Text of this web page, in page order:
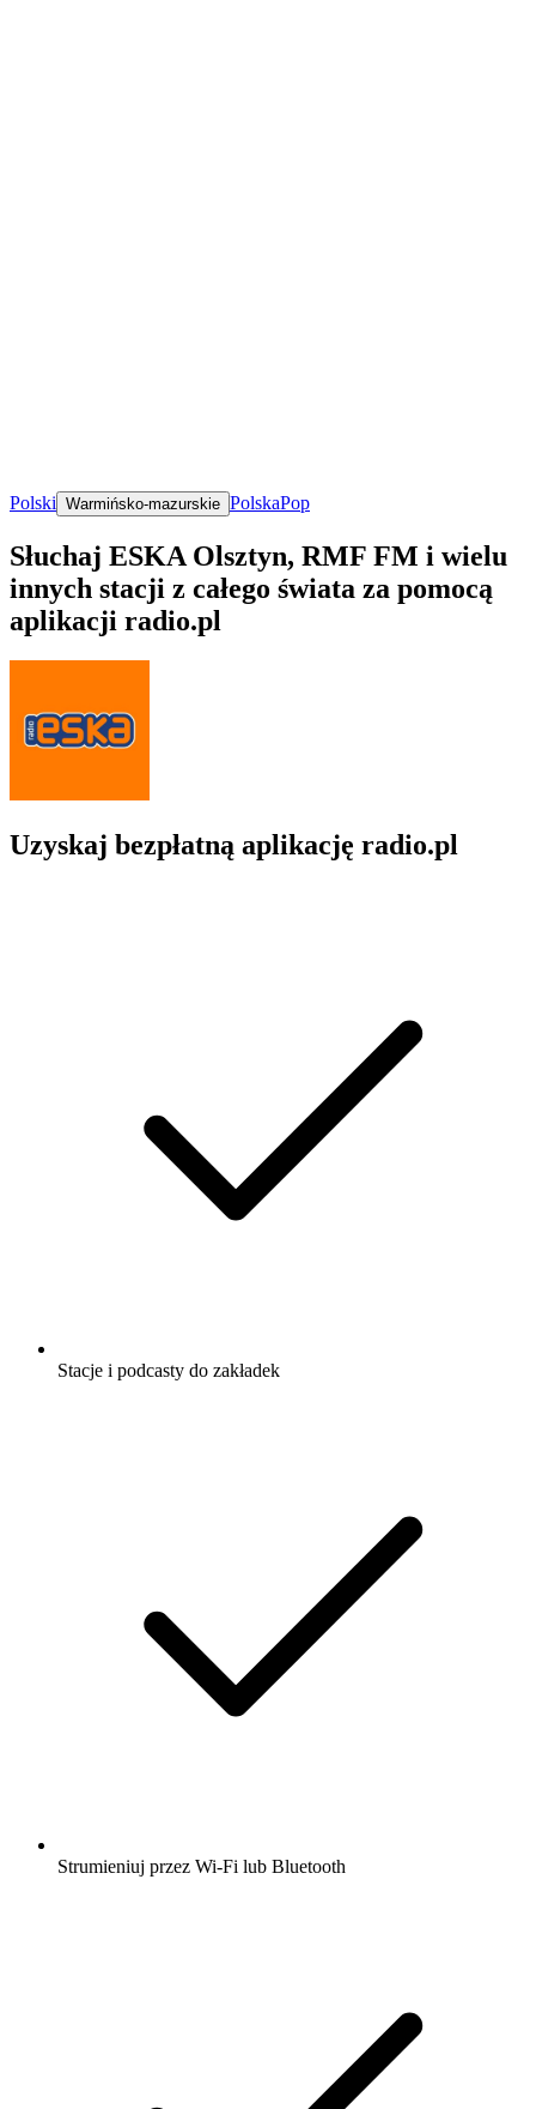
Polski Warmińsko-mazurskie PolskaPop
Słuchaj ESKA Olsztyn, RMF FM i wielu
innych stacji z całego świata za pomocą
aplikacji radio.pl
Uzyskaj bezpłatną aplikację radio.pl
Stacje i podcasty do zakładek
Strumieniuj przez Wi-Fi lub Bluetooth